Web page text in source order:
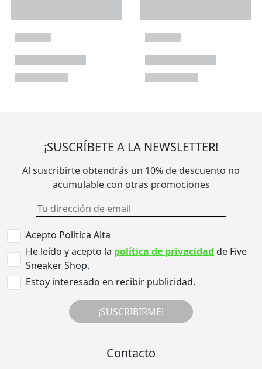
¡SUSCRÍBETE A LA NEWSLETTER!
Al suscribirte obtendrás un 10% de descuento no
acumulable con otras promociones
Acepto Politica Alta
He leído y acepto la política de privacidad de Five
Sneaker Shop.
Estoy interesado en recibir publicidad.
¡SUSCRIBIRME!
Contacto